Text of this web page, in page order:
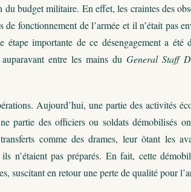
du budget militaire. En effet, les craintes des
de fonctionnement de l’armée et il n’était pas
importante de ce désengagement a été
entre les mains du General Staff
Aujourd’hui, une partie des activités
partie des officiers ou soldats démobilisés
comme des drames, leur ôtant les
n’étaient pas préparés. En fait, cette
suscitant en retour une perte de qualité pour